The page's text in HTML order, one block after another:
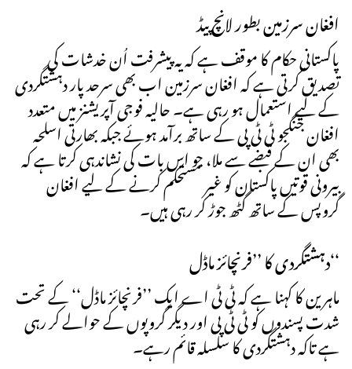
افغان سرزمین بطور لانچ پیڈ
پاکستانی حکام کا موقف ہے کہ یہ پیشرفت اُن خدشات کی
تصدیق کرتی ہے کہ افغان سرزمین اب بھی سرحد پار دہشتگردی
کے لیے استعمال ہو رہی ہے۔ حالیہ فوجی آپریشنز میں متعدد
افغان جنگجو ٹی ٹی پی کے ساتھ برآمد ہوئے جبکہ بھارتی اسلحہ
بھی ان کے قبضے سے ملا، جو اس بات کی نشاندہی کرتا ہے کہ
بیرونی قوتیں پاکستان کو غیر مستحکم کرنے کے لیے افغان
گروپس کے ساتھ گٹھ جوڑ کر رہی ہیں۔
دہشتگردی کا ’’فرنچائز ماڈل‘‘
ماہرین کا کہنا ہے کہ ٹی ٹی اے ایک ’’فرنچائز ماڈل‘‘ کے تحت
شدت پسندوں کو ٹی ٹی پی اور دیگر گروپوں کے حوالے کر رہی
ہے تاکہ دہشتگردی کا سلسلہ قائم رہے۔